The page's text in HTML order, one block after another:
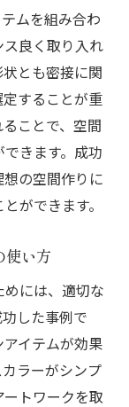
ムを組み合わ
良く取り入れ
とも密接に関
することが重
ことで、空間
きます。成功
の空間作りに
ができます。
使い方
には、適切な
した事例で
イテムが効果
ラーがシンプ
トワークを取